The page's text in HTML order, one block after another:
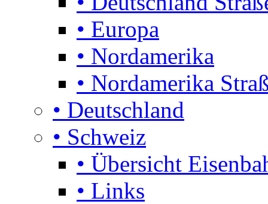
• Europa
• Nordamerika
• Nordamerika
• Deutschland
• Schweiz
• Übersicht
• Links